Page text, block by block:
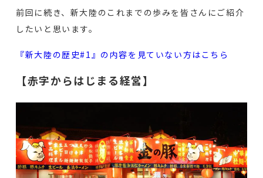
前回に続き、新大陸のこれまでの歩みを皆さんにご紹介
したいと思います。
『新大陸の歴史#1』の内容を見ていない方はこちら
【赤字からはじまる経営】